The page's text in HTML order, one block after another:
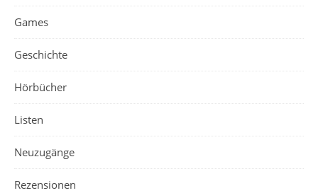
Games
Geschichte
Hörbücher
Listen
Neuzugänge
Rezensionen